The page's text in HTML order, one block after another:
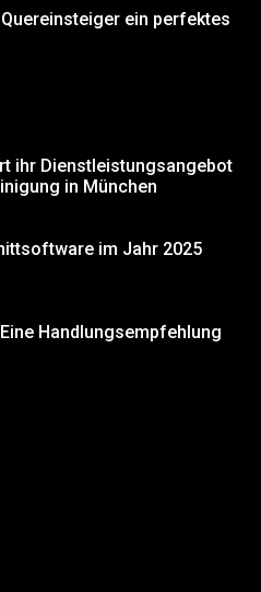
ein perfektes
ihr Dienstleistungsangebot
in München
im Jahr 2025
Handlungsempfehlung